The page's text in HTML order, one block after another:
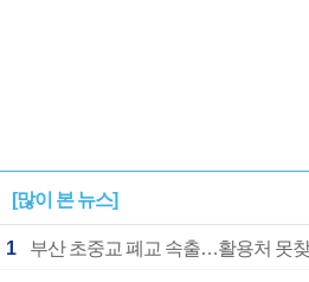
[많이 본 뉴스]
1 부산 초중교 폐교 속출…활용처 못